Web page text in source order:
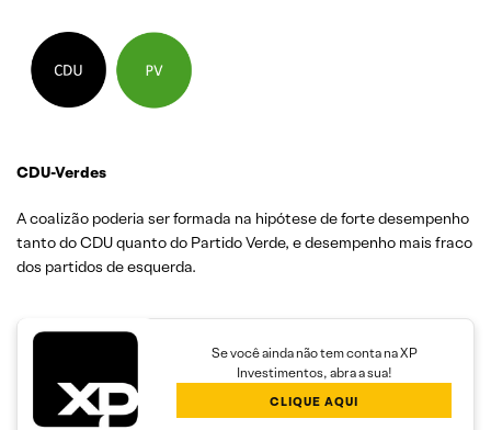
CDU-Verdes
A coalizão poderia ser formada na hipótese de forte desempenho
tanto do CDU quanto do Partido Verde, e desempenho mais fraco
dos partidos de esquerda.
Se você ainda não tem conta na XP
Investimentos, abra a sua!
CLIQUE AQUI